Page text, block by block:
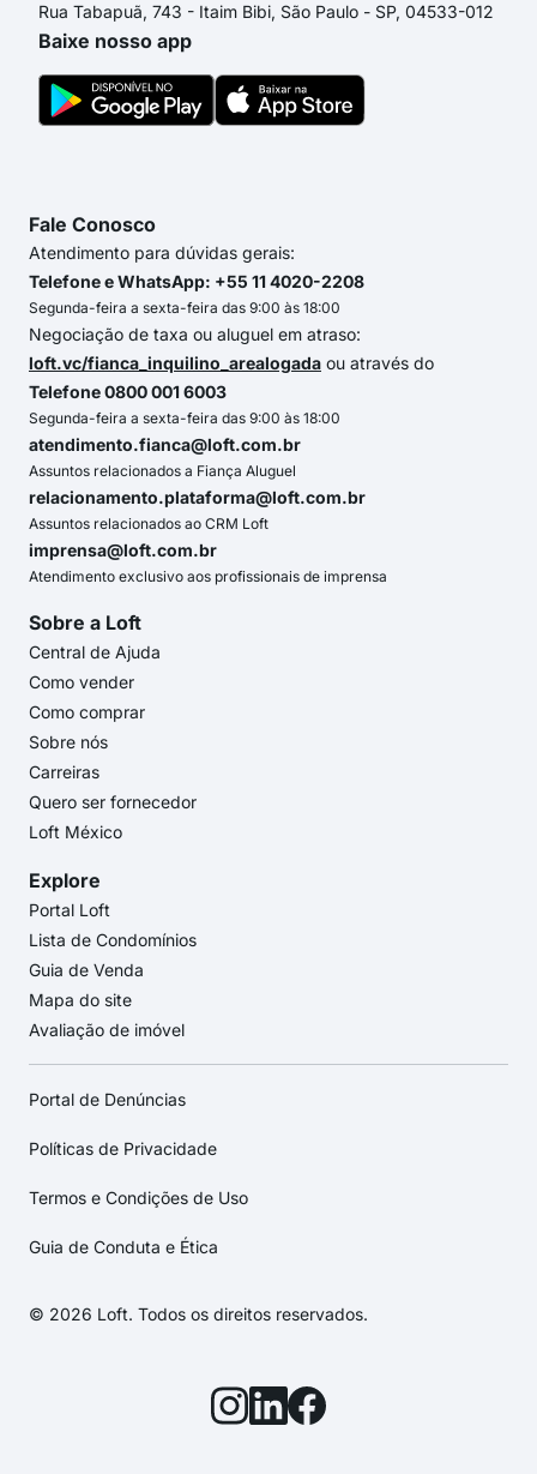
Rua Tabapuã, 743 - Itaim Bibi, São Paulo - SP, 04533-012
Baixe nosso app
Fale Conosco
Atendimento para dúvidas gerais:
Telefone e WhatsApp: +55 11 4020-2208
Segunda-feira a sexta-feira das 9:00 às 18:00
Negociação de taxa ou aluguel em atraso:
loft.vc/fianca_inquilino_arealogada ou através do
Telefone 0800 001 6003
Segunda-feira a sexta-feira das 9:00 às 18:00
atendimento.fianca@loft.com.br
Assuntos relacionados a Fiança Aluguel
relacionamento.plataforma@loft.com.br
Assuntos relacionados ao CRM Loft
imprensa@loft.com.br
Atendimento exclusivo aos profissionais de imprensa
Sobre a Loft
Central de Ajuda
Como vender
Como comprar
Sobre nós
Carreiras
Quero ser fornecedor
Loft México
Explore
Portal Loft
Lista de Condomínios
Guia de Venda
Mapa do site
Avaliação de imóvel
Portal de Denúncias
Políticas de Privacidade
Termos e Condições de Uso
Guia de Conduta e Ética
© 2026 Loft. Todos os direitos reservados.